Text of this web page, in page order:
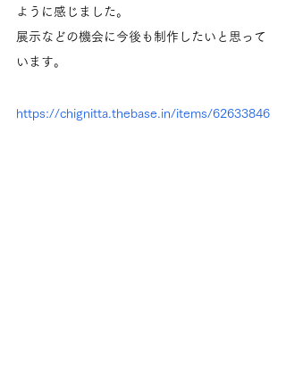
ように感じました。
展示などの機会に今後も制作したいと思って
います。
https://chignitta.thebase.in/items/62633846